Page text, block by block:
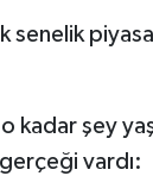
senelik
kadar şey
vardı: